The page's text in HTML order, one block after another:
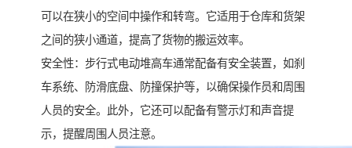
可以在狭小的空间中操作和转弯。它适用于仓库和货架
之间的狭小通道，提高了货物的搬运效率。
安全性：步行式电动堆高车通常配备有安全装置，如刹
车系统、防滑底盘、防撞保护等，以确保操作员和周围
人员的安全。此外，它还可以配备有警示灯和声音提
示，提醒周围人员注意。